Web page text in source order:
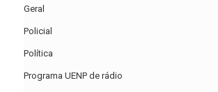
Geral
Policial
Política
Programa UENP de rádio